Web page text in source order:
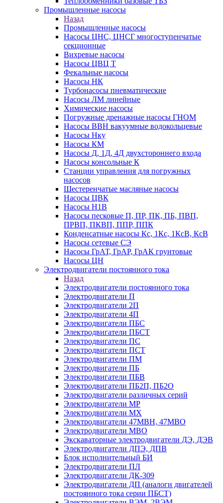
Промышленные насосы
Назад
Промышленные насосы
Насосы ЦНС, ЦНСГ многоступенчатые
секционные
Вихревые насосы
Насосы ЦВЦ Т
Фекальные насосы
Насосы НК
Турбонасосы пневматические
Насосы ЛМ линейные
Химические насосы
Погружные дренажные насосы ГНОМ
Насосы ВВН вакуумные водокольцевые
Насосы Нку
Насосы КМ
Насосы Д, 1Д, 4Д двухстороннего входа
Насосы консольные К
Станции управления для погружных
насосов
Шестеренчатые масляные насосы
Насосы ЦВК
Насосы Н1В
Насосы песковые П, ПР, ПК, ПБ, ПВП,
ПРВП, ПКВП, ППР, ППК
Конденсатные насосы Кс, 1Кс, 1КсВ, КсВ
Насосы сетевые СЭ
Насосы ГрАТ, ГрАР, ГрАК грунтовые
Насосы ЦН
Электродвигатели постоянного тока
Назад
Электродвигатели постоянного тока
Электродвигатели П
Электродвигатели 2П
Электродвигатели 4П
Электродвигатели ПБС
Электродвигатели ПБСТ
Электродвигатели ПС
Электродвигатели ПСТ
Электродвигатели ПМ
Электродвигатели ПБ
Электродвигатели ПБВ
Электродвигатели ПБ2П, ПБ2О
Электродвигатели различных серий
Электродвигатели МР
Электродвигатели MX
Электродвигатели 47MBH, 47МВО
Электродвигатели MBO
Экскаваторные электродвигатели ДЭ, ДЭВ
Электродвигатели ДПЭ, ДПВ
Блок исполнительный БИ
Электродвигатели ПЛ
Электродвигатели ДК-309
Электродвигатели ДП (аналоги двигателей
постоянного тока серии ПБСТ)